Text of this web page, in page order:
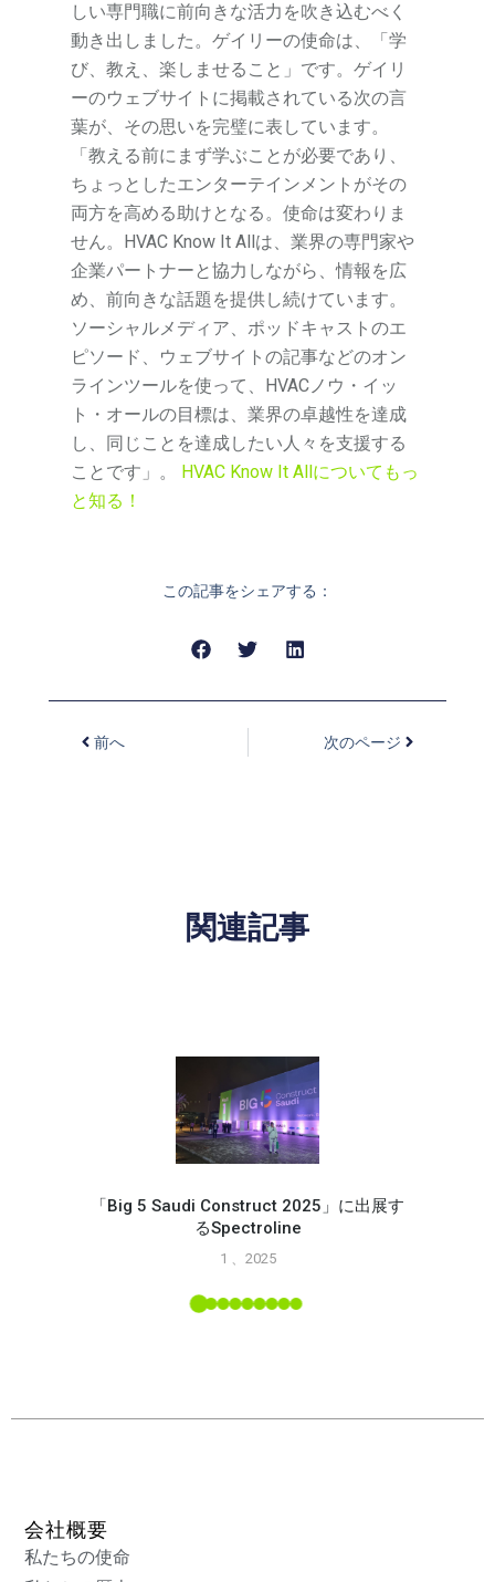
しい専門職に前向きな活力を吹き込むべく
動き出しました。ゲイリーの使命は、「学
び、教え、楽しませること」です。ゲイリ
ーのウェブサイトに掲載されている次の言
葉が、その思いを完璧に表しています。
「教える前にまず学ぶことが必要であり、
ちょっとしたエンターテインメントがその
両方を高める助けとなる。使命は変わりま
せん。HVAC Know It Allは、業界の専門家や
企業パートナーと協力しながら、情報を広
め、前向きな話題を提供し続けています。
ソーシャルメディア、ポッドキャストのエ
ピソード、ウェブサイトの記事などのオン
ラインツールを使って、HVACノウ・イッ
ト・オールの目標は、業界の卓越性を達成
し、同じことを達成したい人々を支援する
ことです」。
HVAC Know It Allについてもっ
と知る！
この記事をシェアする：
前へ 次のページ
関連記事
「Big 5 Saudi Construct 2025」に出展す
るSpectroline
1 、2025
会社概要
私たちの使命